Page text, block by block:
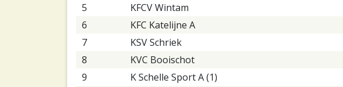
5
KFCV Wintam
6
KFC Katelijne A
7
KSV Schriek
8
KVC Booischot
9
K Schelle Sport A (1)